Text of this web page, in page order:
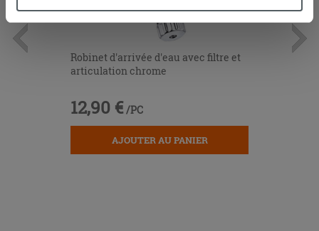
cookies, ou à quelques-uns seulement,cliquez iciou
« personalizer ». Le consentement peut être exprimé en
cliquant sur la touche « Acceptez tout ». En cliquant sur
la touche « X », vous pourrez continuer à naviguer après
Robinet d'arrivée d'eau avec filtre et
articulation chrome
12,90 € /PC
AJOUTER AU PANIER